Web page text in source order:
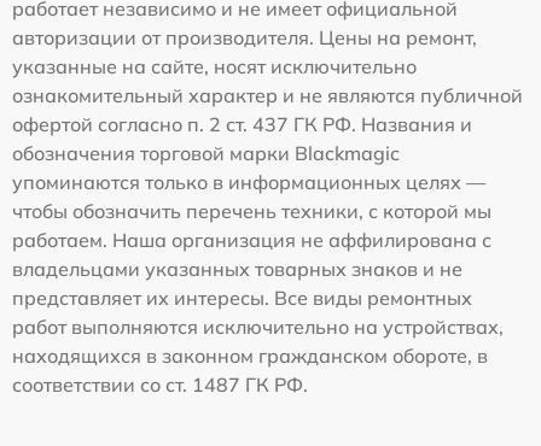
работает независимо и не имеет официальной
авторизации от производителя. Цены на ремонт,
указанные на сайте, носят исключительно
ознакомительный характер и не являются публичной
офертой согласно п. 2 ст. 437 ГК РФ. Названия и
обозначения торговой марки Blackmagic
упоминаются только в информационных целях —
чтобы обозначить перечень техники, с которой мы
работаем. Наша организация не аффилирована с
владельцами указанных товарных знаков и не
представляет их интересы. Все виды ремонтных
работ выполняются исключительно на устройствах,
находящихся в законном гражданском обороте, в
соответствии со ст. 1487 ГК РФ.